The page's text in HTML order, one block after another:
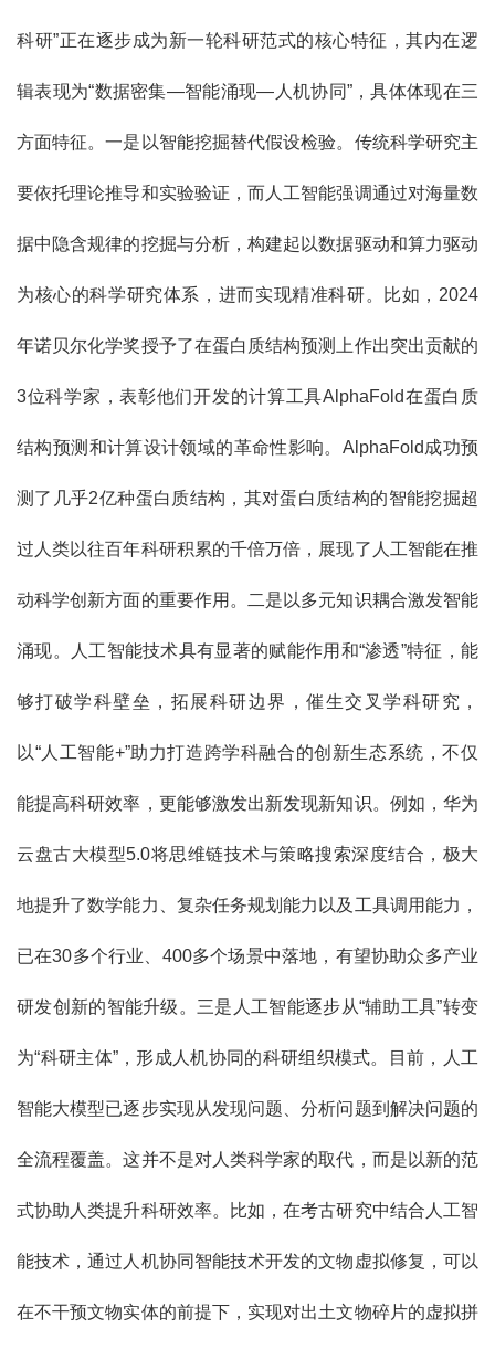
科研”正在逐步成为新一轮科研范式的核心特征，其内在逻
辑表现为“数据密集—智能涌现—人机协同”，具体体现在三
方面特征。一是以智能挖掘替代假设检验。传统科学研究主
要依托理论推导和实验验证，而人工智能强调通过对海量数
据中隐含规律的挖掘与分析，构建起以数据驱动和算力驱动
为核心的科学研究体系，进而实现精准科研。比如，2024
年诺贝尔化学奖授予了在蛋白质结构预测上作出突出贡献的
3位科学家，表彰他们开发的计算工具AlphaFold在蛋白质
结构预测和计算设计领域的革命性影响。AlphaFold成功预
测了几乎2亿种蛋白质结构，其对蛋白质结构的智能挖掘超
过人类以往百年科研积累的千倍万倍，展现了人工智能在推
动科学创新方面的重要作用。二是以多元知识耦合激发智能
涌现。人工智能技术具有显著的赋能作用和“渗透”特征，能
够打破学科壁垒，拓展科研边界，催生交叉学科研究，
以“人工智能+”助力打造跨学科融合的创新生态系统，不仅
能提高科研效率，更能够激发出新发现新知识。例如，华为
云盘古大模型5.0将思维链技术与策略搜索深度结合，极大
地提升了数学能力、复杂任务规划能力以及工具调用能力，
已在30多个行业、400多个场景中落地，有望协助众多产业
研发创新的智能升级。三是人工智能逐步从“辅助工具”转变
为“科研主体”，形成人机协同的科研组织模式。目前，人工
智能大模型已逐步实现从发现问题、分析问题到解决问题的
全流程覆盖。这并不是对人类科学家的取代，而是以新的范
式协助人类提升科研效率。比如，在考古研究中结合人工智
能技术，通过人机协同智能技术开发的文物虚拟修复，可以
在不干预文物实体的前提下，实现对出土文物碎片的虚拟拼